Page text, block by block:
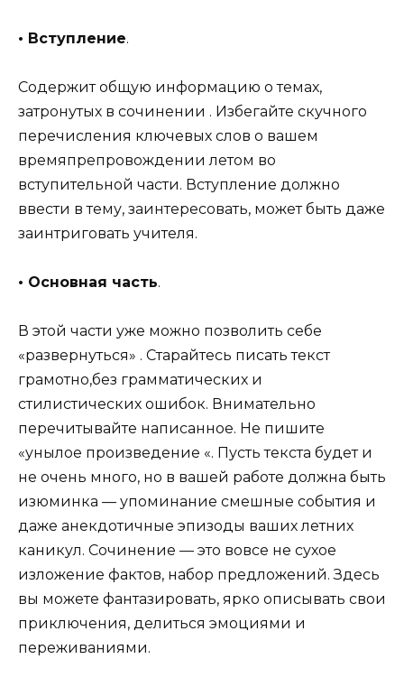
• Вступление.
Содержит общую информацию о темах,
затронутых в сочинении . Избегайте скучного
перечисления ключевых слов о вашем
времяпрепровождении летом во
вступительной части. Вступление должно
ввести в тему, заинтересовать, может быть даже
заинтриговать учителя.
• Основная часть.
В этой части уже можно позволить себе
«развернуться» . Старайтесь писать текст
грамотно,без грамматических и
стилистических ошибок. Внимательно
перечитывайте написанное. Не пишите
«унылое произведение «. Пусть текста будет и
не очень много, но в вашей работе должна быть
изюминка — упоминание смешные события и
даже анекдотичные эпизоды ваших летних
каникул. Сочинение — это вовсе не сухое
изложение фактов, набор предложений. Здесь
вы можете фантазировать, ярко описывать свои
приключения, делиться эмоциями и
переживаниями.